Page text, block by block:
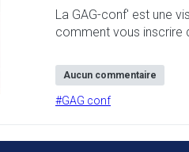
La GAG-conf' est une
comment vous inscrire
Aucun commentaire
#GAG conf